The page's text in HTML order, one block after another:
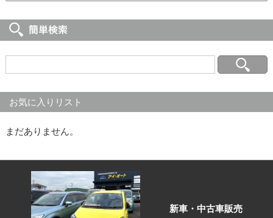
お気に入りリスト
まだありません。
新車・中古車販売